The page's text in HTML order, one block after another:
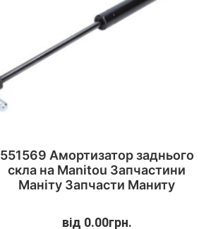
551569 Амортизатор заднього
скла на Manitou Запчастини
Маніту Запчасти Маниту
від 0.00грн.